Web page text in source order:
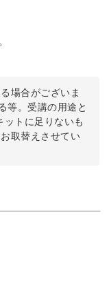
場合がございま
等。受講の用途と
トに足りないも
取替えさせてい